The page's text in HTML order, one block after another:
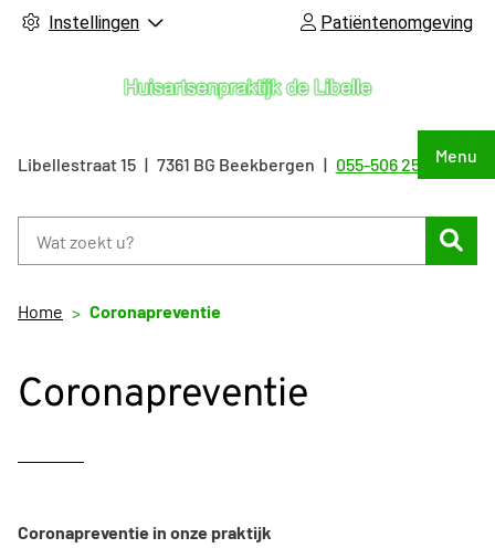
Instellingen Patiëntenomgeving
Menu
Libellestraat15 7361 BG Beekbergen Tel:
055-506 25 55
Home Coronapreventie
Coronapreventie
Coronapreventie in onze praktijk